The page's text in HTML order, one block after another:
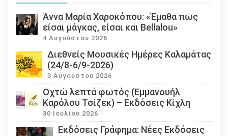
Άννα Μαρία Χαροκόπου: «Έμαθα πως
είσαι μάγκας, είσαι και Bellalou»
4 Αυγούστου 2026
Διεθνείς Μουσικές Ημέρες Καλαμάτας
(24/8-6/9-2026)
3 Αυγούστου 2026
Οχτώ λεπτά φωτός (Εμμανουήλ
Καρόλου Τσίζεκ) – Εκδόσεις Κίχλη
30 Ιουλίου 2026
Εκδόσεις Γράφημα: Νέες Εκδόσεις